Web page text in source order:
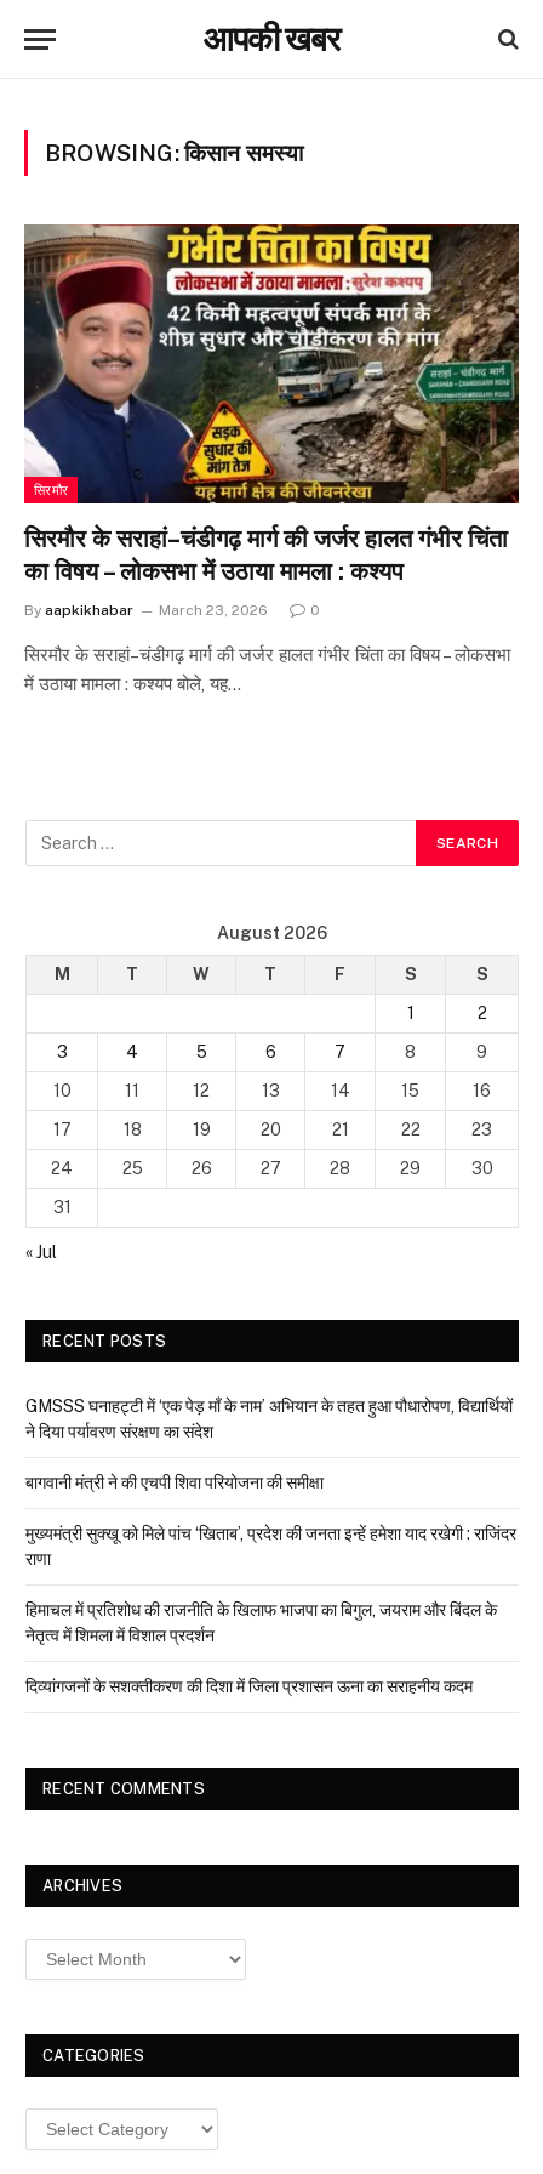
आपकी खबर
BROWSING:किसान समस्या
सिरमौर
सिरमौर के सराहां–चंडीगढ़ मार्ग की जर्जर हालत गंभीर चिंता
का विषय – लोकसभा में उठाया मामला : कश्यप
By aapkikhabar March 23, 2026 0
सिरमौर के सराहां–चंडीगढ़ मार्ग की जर्जर हालत गंभीर चिंता का विषय – लोकसभा
में उठाया मामला : कश्यप बोले, यह…
August 2026
M T W T F S
S
1
2
3
4 5 6 7 8
9
10
11 12 13 14 15
16
17
18 19 20 21 22
23
24
25 26 27 28 29
30
31
« Jul
RECENT POSTS
GMSSS घनाहट्टी में ‘एक पेड़ माँ के नाम’ अभियान के तहत हुआ पौधारोपण, विद्यार्थियों
ने दिया पर्यावरण संरक्षण का संदेश
बागवानी मंत्री ने की एचपी शिवा परियोजना की समीक्षा
मुख्यमंत्री सुक्खू को मिले पांच ‘खिताब’, प्रदेश की जनता इन्हें हमेशा याद रखेगी : राजिंदर
राणा
हिमाचल में प्रतिशोध की राजनीति के खिलाफ भाजपा का बिगुल, जयराम और बिंदल के
नेतृत्व में शिमला में विशाल प्रदर्शन
दिव्यांगजनों के सशक्तीकरण की दिशा में जिला प्रशासन ऊना का सराहनीय कदम
RECENT COMMENTS
ARCHIVES
Archives
CATEGORIES
Categories